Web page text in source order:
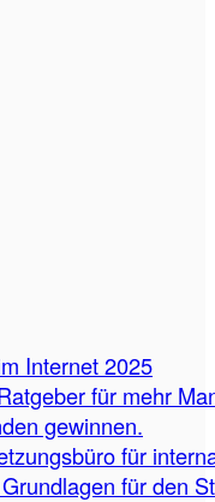
Internet 2025
für mehr
gewinnen.
für
für den